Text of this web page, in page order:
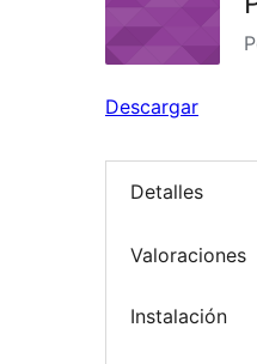
Descargar
Detalles
Valoraciones
Instalación